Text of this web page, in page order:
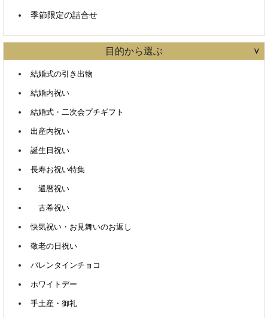
季節限定の詰合せ
目的から選ぶ
結婚式の引き出物
結婚内祝い
結婚式・二次会プチギフト
出産内祝い
誕生日祝い
長寿お祝い特集
還暦祝い
古希祝い
快気祝い・お見舞いのお返し
敬老の日祝い
バレンタインチョコ
ホワイトデー
手土産・御礼